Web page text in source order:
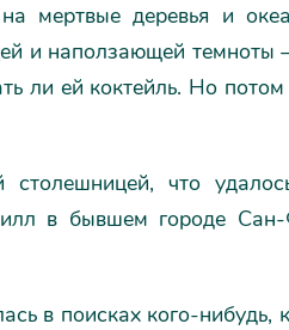
мертвые деревья и
и наползающей темноты
ли ей коктейль. Но
что
в бывшем городе
в поисках кого-нибудь,